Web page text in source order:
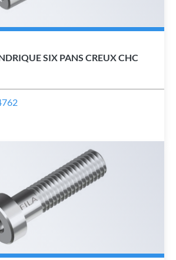
SIX PANS CREUX CHC